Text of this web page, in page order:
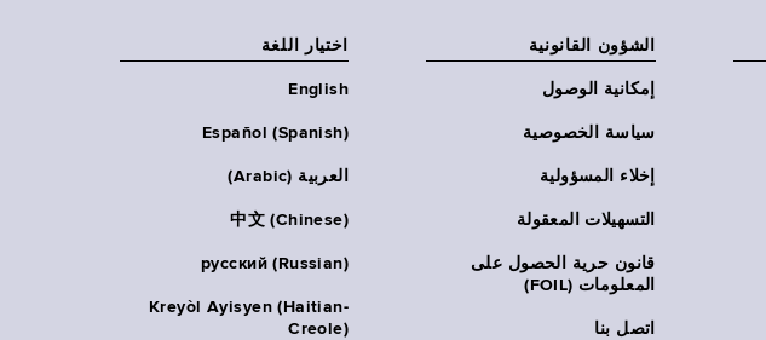
الشؤون القانونية
إمكانية الوصول
سياسة الخصوصية
إخلاء المسؤولية
التسهيلات المعقولة
قانون حرية الحصول على
المعلومات (FOIL)
اتصل بنا
اختيار اللغة
English
Español (Spanish)
العربية (Arabic)
中文 (Chinese)
русский (Russian)
Kreyòl Ayisyen (Haitian-
Creole)